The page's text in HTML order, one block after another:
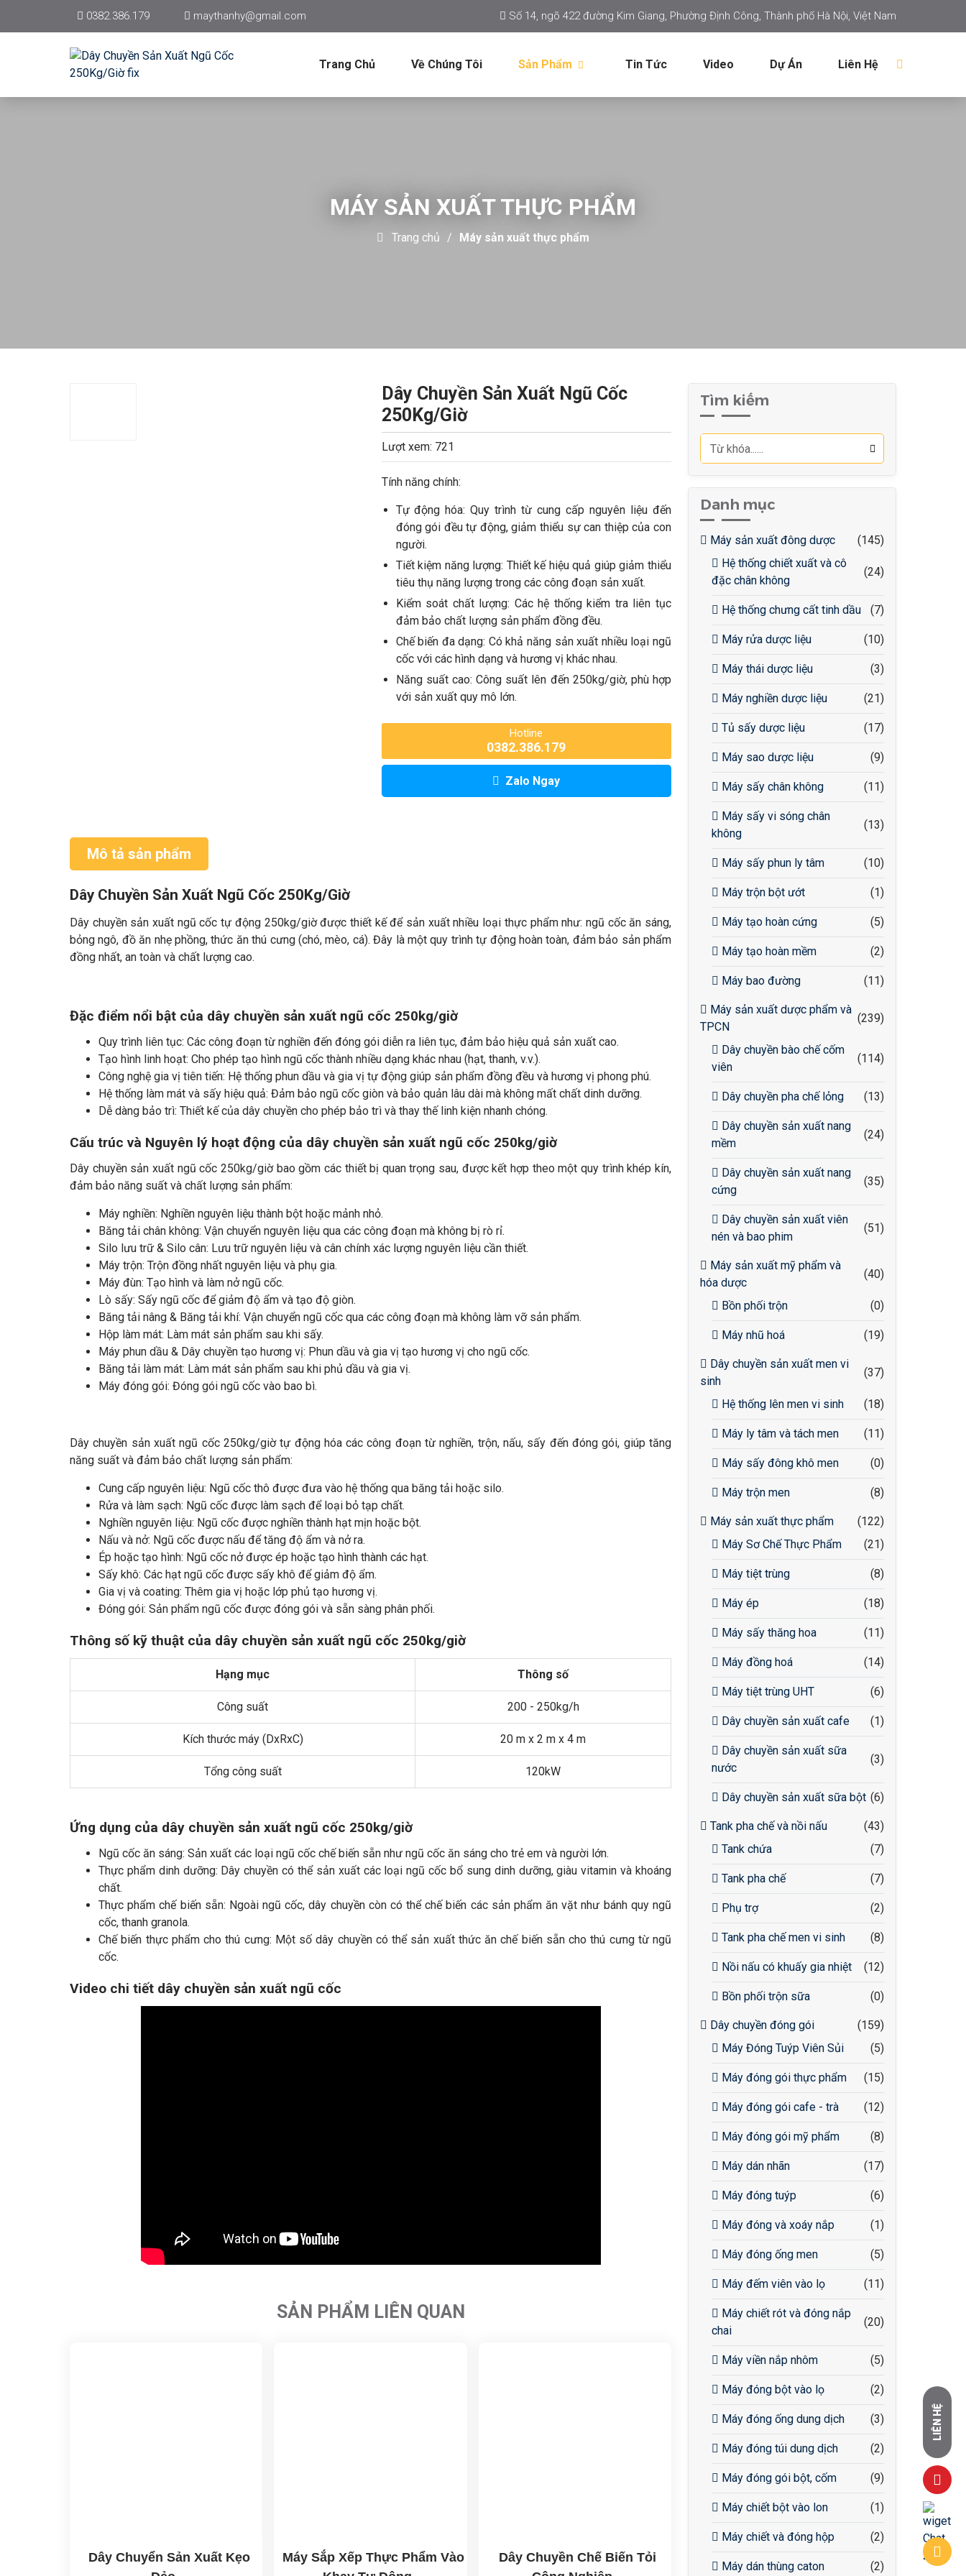
0382.386.179 maythanhy@gmail.com Số 14, ngõ 422 đường Kim Giang, Phường Định Công, Thành phố Hà Nội, Việt Nam
Trang Chủ Về Chúng Tôi Sản Phẩm Tin Tức Video Dự Án Liên Hệ
MÁY SẢN XUẤT THỰC PHẨM
Trang chủ Máy sản xuất thực phẩm
Dây Chuyền Sản Xuất Ngũ Cốc
250Kg/Giờ
Lượt xem: 721
Tính năng chính:
Tự động hóa: Quy trình từ cung cấp nguyên liệu đến
đóng gói đều tự động, giảm thiểu sự can thiệp của con
người.
Tiết kiệm năng lượng: Thiết kế hiệu quả giúp giảm thiểu
tiêu thụ năng lượng trong các công đoạn sản xuất.
Kiểm soát chất lượng: Các hệ thống kiểm tra liên tục
đảm bảo chất lượng sản phẩm đồng đều.
Chế biến đa dạng: Có khả năng sản xuất nhiều loại ngũ
cốc với các hình dạng và hương vị khác nhau.
Năng suất cao: Công suất lên đến 250kg/giờ, phù hợp
với sản xuất quy mô lớn.
Hotline
0382.386.179
Zalo Ngay
Mô tả sản phẩm
Dây Chuyền Sản Xuất Ngũ Cốc 250Kg/Giờ
Dây chuyền sản xuất ngũ cốc tự động 250kg/giờ được thiết kế để sản xuất nhiều loại thực phẩm như: ngũ cốc ăn sáng,
bỏng ngô, đồ ăn nhẹ phồng, thức ăn thú cưng (chó, mèo, cá). Đây là một quy trình tự động hoàn toàn, đảm bảo sản phẩm
đồng nhất, an toàn và chất lượng cao.
Đặc điểm nổi bật của dây chuyền sản xuất ngũ cốc 250kg/giờ
Quy trình liên tục: Các công đoạn từ nghiền đến đóng gói diễn ra liên tục, đảm bảo hiệu quả sản xuất cao.
Tạo hình linh hoạt: Cho phép tạo hình ngũ cốc thành nhiều dạng khác nhau (hạt, thanh, v.v.).
Công nghệ gia vị tiên tiến: Hệ thống phun dầu và gia vị tự động giúp sản phẩm đồng đều và hương vị phong phú.
Hệ thống làm mát và sấy hiệu quả: Đảm bảo ngũ cốc giòn và bảo quản lâu dài mà không mất chất dinh dưỡng.
Dễ dàng bảo trì: Thiết kế của dây chuyền cho phép bảo trì và thay thế linh kiện nhanh chóng.
Cấu trúc và Nguyên lý hoạt động của dây chuyền sản xuất ngũ cốc 250kg/giờ
Dây chuyền sản xuất ngũ cốc 250kg/giờ bao gồm các thiết bị quan trọng sau, được kết hợp theo một quy trình khép kín,
đảm bảo năng suất và chất lượng sản phẩm:
Máy nghiền: Nghiền nguyên liệu thành bột hoặc mảnh nhỏ.
Băng tải chân không: Vận chuyển nguyên liệu qua các công đoạn mà không bị rò rỉ.
Silo lưu trữ & Silo cân: Lưu trữ nguyên liệu và cân chính xác lượng nguyên liệu cần thiết.
Máy trộn: Trộn đồng nhất nguyên liệu và phụ gia.
Máy đùn: Tạo hình và làm nở ngũ cốc.
Lò sấy: Sấy ngũ cốc để giảm độ ẩm và tạo độ giòn.
Băng tải nâng & Băng tải khí: Vận chuyển ngũ cốc qua các công đoạn mà không làm vỡ sản phẩm.
Hộp làm mát: Làm mát sản phẩm sau khi sấy.
Máy phun dầu & Dây chuyền tạo hương vị: Phun dầu và gia vị tạo hương vị cho ngũ cốc.
Băng tải làm mát: Làm mát sản phẩm sau khi phủ dầu và gia vị.
Máy đóng gói: Đóng gói ngũ cốc vào bao bì.
Dây chuyền sản xuất ngũ cốc 250kg/giờ tự động hóa các công đoạn từ nghiền, trộn, nấu, sấy đến đóng gói, giúp tăng
năng suất và đảm bảo chất lượng sản phẩm:
Cung cấp nguyên liệu: Ngũ cốc thô được đưa vào hệ thống qua băng tải hoặc silo.
Rửa và làm sạch: Ngũ cốc được làm sạch để loại bỏ tạp chất.
Nghiền nguyên liệu: Ngũ cốc được nghiền thành hạt mịn hoặc bột.
Nấu và nở: Ngũ cốc được nấu để tăng độ ẩm và nở ra.
Ép hoặc tạo hình: Ngũ cốc nở được ép hoặc tạo hình thành các hạt.
Sấy khô: Các hạt ngũ cốc được sấy khô để giảm độ ẩm.
Gia vị và coating: Thêm gia vị hoặc lớp phủ tạo hương vị.
Đóng gói: Sản phẩm ngũ cốc được đóng gói và sẵn sàng phân phối.
Thông số kỹ thuật của dây chuyền sản xuất ngũ cốc 250kg/giờ
Hạng mục Thông số
Công suất 200 - 250kg/h
Kích thước máy (DxRxC) 20 m x 2 m x 4 m
Tổng công suất 120kW
Ứng dụng của dây chuyền sản xuất ngũ cốc 250kg/giờ
Ngũ cốc ăn sáng: Sản xuất các loại ngũ cốc chế biến sẵn như ngũ cốc ăn sáng cho trẻ em và người lớn.
Thực phẩm dinh dưỡng: Dây chuyền có thể sản xuất các loại ngũ cốc bổ sung dinh dưỡng, giàu vitamin và khoáng
chất.
Thực phẩm chế biến sẵn: Ngoài ngũ cốc, dây chuyền còn có thể chế biến các sản phẩm ăn vặt như bánh quy ngũ
cốc, thanh granola.
Chế biến thực phẩm cho thú cưng: Một số dây chuyền có thể sản xuất thức ăn chế biến sẵn cho thú cưng từ ngũ
cốc.
Video chi tiết dây chuyền sản xuất ngũ cốc
SẢN PHẨM LIÊN QUAN
Dây Chuyển Sản Xuất Kẹo
Máy Sắp Xếp Thực Phẩm Vào
Dây Chuyền Chế Biến Tỏi
Tìm kiếm
Danh mục
Máy sản xuất đông dược
(145)
Hệ thống chiết xuất và cô
đặc chân không
(24)
Hệ thống chưng cất tinh dầu (7)
Máy rửa dược liệu (10)
Máy thái dược liệu (3)
Máy nghiền dược liệu (21)
Tủ sấy dược liệu (17)
Máy sao dược liệu (9)
Máy sấy chân không (11)
Máy sấy vi sóng chân
không
(13)
Máy sấy phun ly tâm (10)
Máy trộn bột ướt (1)
Máy tạo hoàn cứng (5)
Máy tạo hoàn mềm (2)
Máy bao đường (11)
Máy sản xuất dược phẩm và
TPCN
(239)
Dây chuyền bào chế cốm
viên
(114)
Dây chuyền pha chế lỏng (13)
Dây chuyền sản xuất nang
mềm
(24)
Dây chuyền sản xuất nang
cứng
(35)
Dây chuyền sản xuất viên
nén và bao phim
(51)
Máy sản xuất mỹ phẩm và
hóa dược
(40)
Bồn phối trộn (0)
Máy nhũ hoá (19)
Dây chuyền sản xuất men vi
sinh
(37)
Hệ thống lên men vi sinh (18)
Máy ly tâm và tách men (11)
Máy sấy đông khô men (0)
Máy trộn men (8)
Máy sản xuất thực phẩm
(122)
Máy Sơ Chế Thực Phẩm
(21)
Máy tiệt trùng (8)
Máy ép (18)
Máy sấy thăng hoa (11)
Máy đồng hoá (14)
Máy tiệt trùng UHT (6)
Dây chuyền sản xuất cafe (1)
Dây chuyền sản xuất sữa
nước
(3)
Dây chuyền sản xuất sữa bột (6)
Tank pha chế và nồi nấu
(43)
Tank chứa
(7)
Tank pha chế (7)
Phụ trợ (2)
Tank pha chế men vi sinh (8)
Nồi nấu có khuấy gia nhiệt (12)
Bồn phối trộn sữa (0)
Dây chuyền đóng gói
(159)
Máy Đóng Tuýp Viên Sủi
(5)
Máy đóng gói thực phẩm (15)
Máy đóng gói cafe - trà (12)
Máy đóng gói mỹ phẩm (8)
Máy dán nhãn (17)
Máy đóng tuýp (6)
Máy đóng và xoáy nắp (1)
Máy đóng ống men (5)
Máy đếm viên vào lọ (11)
Máy chiết rót và đóng nắp
chai
(20)
Máy viền nắp nhôm (5)
Máy đóng bột vào lọ (2)
Máy đóng ống dung dịch (3)
Máy đóng túi dung dịch (2)
Máy đóng gói bột, cốm (9)
Máy chiết bột vào lon (1)
Máy chiết và đóng hộp (2)
Máy dán thùng caton (2)
LIÊN HỆ